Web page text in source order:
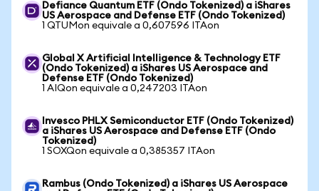
Defiance Quantum ETF (Ondo Tokenized) a iShares
US Aerospace and Defense ETF (Ondo Tokenized)
1 QTUMon equivale a 0,607596 ITAon
Global X Artificial Intelligence & Technology ETF
(Ondo Tokenized) a iShares US Aerospace and
Defense ETF (Ondo Tokenized)
1 AIQon equivale a 0,247203 ITAon
Invesco PHLX Semiconductor ETF (Ondo Tokenized)
a iShares US Aerospace and Defense ETF (Ondo
Tokenized)
1 SOXQon equivale a 0,385357 ITAon
Rambus (Ondo Tokenized) a iShares US Aerospace